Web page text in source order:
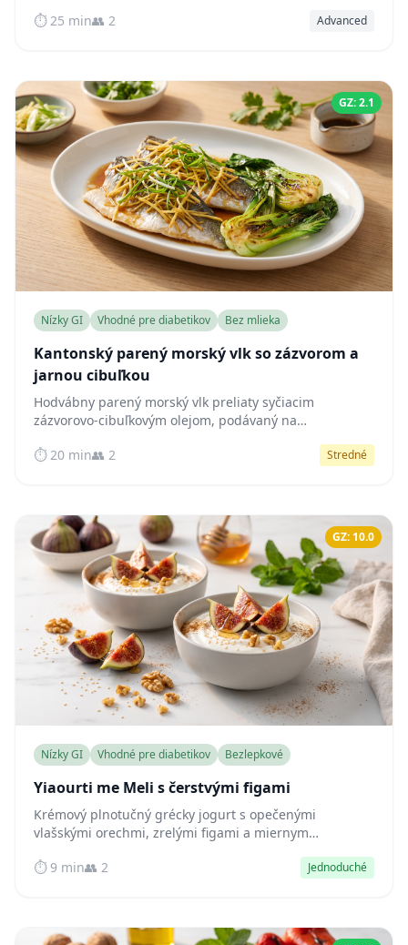
navrhnutý tak, aby udržal stabilnú hladinu cukru v krvi
⏱️ 25 min👥 2 Advanced
GZ: 2.1
Nízky GI Vhodné pre diabetikov Bez mlieka
Kantonský parený morský vlk so zázvorom a
jarnou cibuľkou
Hodvábny parený morský vlk preliaty syčiacim
zázvorovo-cibuľkovým olejom, podávaný na
kantonská klasika, ktorá udržuje stabilnú hladinu cukru
⏱️ 20 min👥 2 Stredné
GZ: 10.0
Nízky GI Vhodné pre diabetikov Bezlepkové
Yiaourti me Meli s čerstvými figami
Krémový plnotučný grécky jogurt s opečenými
vlašskými orechmi, zrelými figami a miernym
ktoré udržia hladinu cukru v krvi stabilnú.
⏱️ 9 min👥 2 Jednoduché